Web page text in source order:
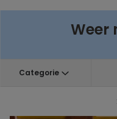
Weer
Categorie